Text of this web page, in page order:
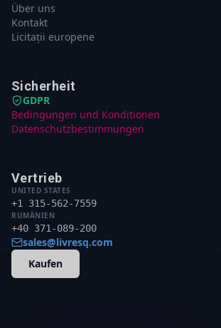
Über uns
Kontakt
Licitații europene
Sicherheit
GDPR
Bedingungen und Konditionen
Datenschutzbestimmungen
Vertrieb
UNITED STATES
+1 315-562-7559
RUMÄNIEN
+40 371-089-200
sales@livresq.com
Kaufen